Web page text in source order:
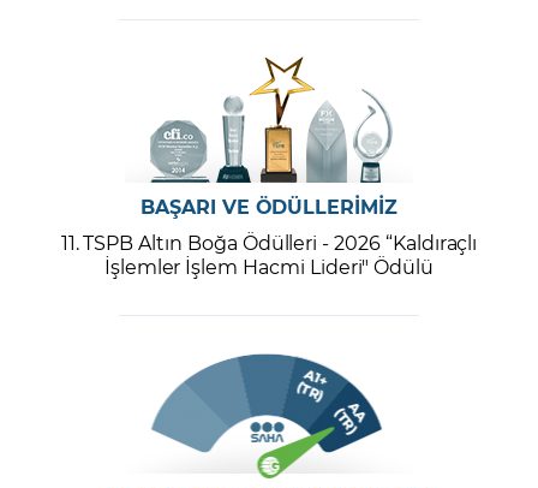
BAŞARI VE ÖDÜLLERİMİZ
11. TSPB Altın Boğa Ödülleri - 2026 “Kaldıraçlı
İşlemler İşlem Hacmi Lideri" Ödülü